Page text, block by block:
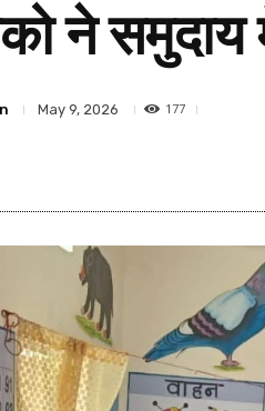
ने समुदाय
May 9, 2026 177